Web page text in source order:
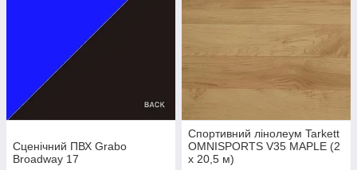
Сценічний ПВХ Grabo
Broadway 17
Спортивний лінолеум Tarkett
OMNISPORTS V35 MAPLE (2
x 20,5 м)